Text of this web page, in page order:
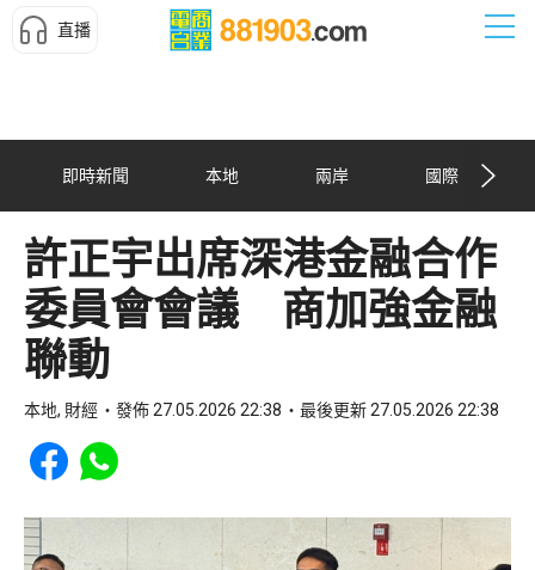
直播
即時新聞 本地 兩岸 國際
許正宇出席深港金融合作
委員會會議 商加強金融
聯動
本地, 財經 發佈 27.05.2026 22:38 最後更新 27.05.2026 22:38
Share to Facebook
Share to WhatsApp